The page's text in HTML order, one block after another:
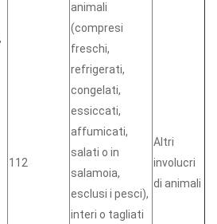
112
animali
(compresi
freschi,
refrigerati,
congelati,
essiccati,
affumicati,
salati o in
salamoia,
esclusi i pesci),
interi o tagliati
Altri
involucri
di animali